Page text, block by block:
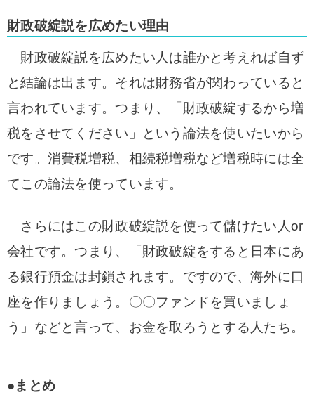
財政破綻説を広めたい理由
財政破綻説を広めたい人は誰かと考えれば自ず
と結論は出ます。それは財務省が関わっていると
言われています。つまり、「財政破綻するから増
税をさせてください」という論法を使いたいから
です。消費税増税、相続税増税など増税時には全
てこの論法を使っています。
さらにはこの財政破綻説を使って儲けたい人or
会社です。つまり、「財政破綻をすると日本にあ
る銀行預金は封鎖されます。ですので、海外に口
座を作りましょう。〇〇ファンドを買いましょ
う」などと言って、お金を取ろうとする人たち。
●まとめ